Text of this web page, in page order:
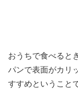
おうちで食べると
パンで表面がカリ
すすめということ